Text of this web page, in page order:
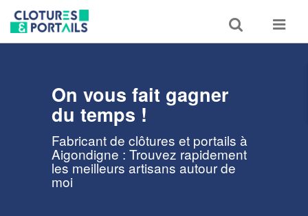
Toggle
search
Toggle
On vous fait gagner
du temps !
Fabricant de clôtures et portails à
Aigondigne : Trouvez rapidement
les meilleurs artisans autour de
moi